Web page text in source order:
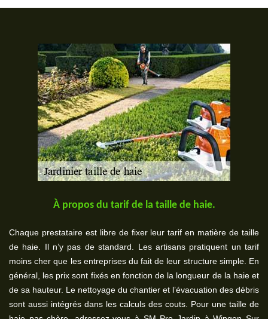
À propos du tarif de la taille de haie.
Chaque prestataire est libre de fixer leur tarif en matière de taille
de haie. Il n’y pas de standard. Les artisans pratiquent un tarif
moins cher que les entreprises du fait de leur structure simple. En
général, les prix sont fixés en fonction de la longueur de la haie et
de sa hauteur. Le nettoyage du chantier et l’évacuation des débris
sont aussi intégrés dans les calculs des couts. Pour une taille de